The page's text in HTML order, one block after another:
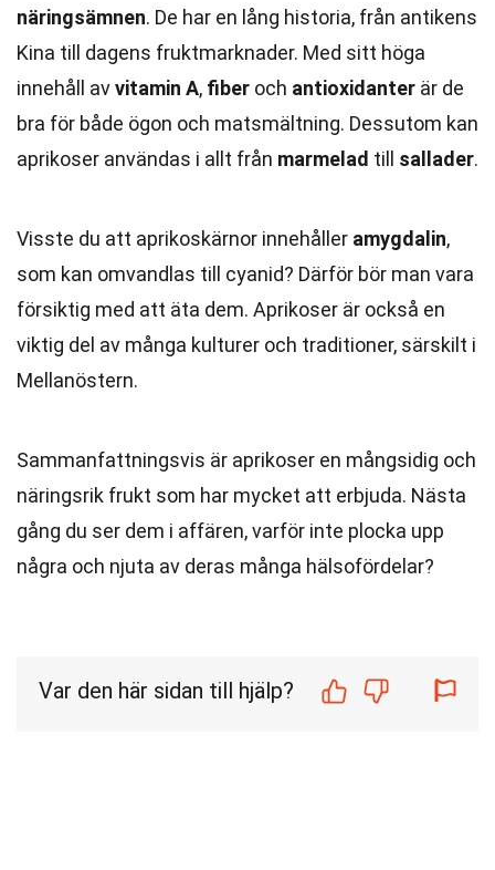
näringsämnen. De har en lång historia, från antikens
Kina till dagens fruktmarknader. Med sitt höga
innehåll avvitamin A, fiber och antioxidanter är de
bra för både ögon och matsmältning. Dessutom kan
aprikoser användas i allt från marmelad till sallader.
Visste du att aprikoskärnor innehåller amygdalin,
som kan omvandlas till cyanid? Därför bör man vara
försiktig med att äta dem. Aprikoser är också en
viktig del av många kulturer och traditioner, särskilt i
Mellanöstern.
Sammanfattningsvis är aprikoser en mångsidig och
näringsrik frukt som har mycket att erbjuda. Nästa
gång du ser dem i affären, varför inte plocka upp
några och njuta av deras många hälsofördelar?
Var den här sidan till hjälp?